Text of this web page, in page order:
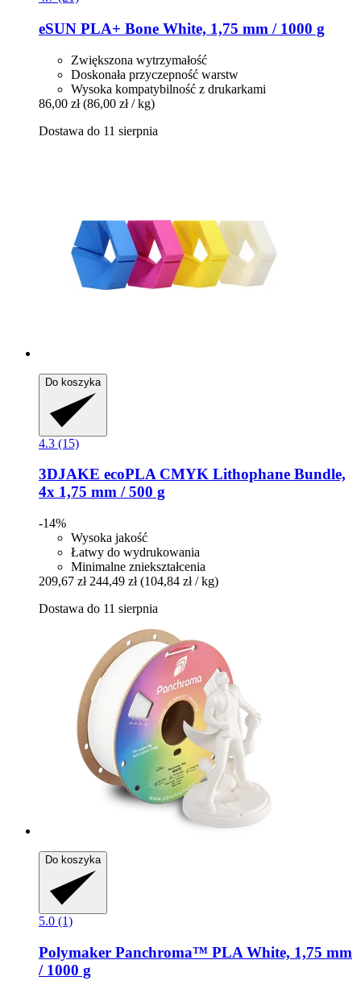
eSUN PLA+ Bone White, 1,75 mm / 1000 g
Zwiększona wytrzymałość
Doskonała przyczepność warstw
Wysoka kompatybilność z drukarkami
86,00 zł (86,00 zł / kg)
Dostawa do 11 sierpnia
Do koszyka
4.3 (15)
3DJAKE ecoPLA CMYK Lithophane Bundle,
4x 1,75 mm / 500 g
-14%
Wysoka jakość
Łatwy do wydrukowania
Minimalne zniekształcenia
209,67 zł 244,49 zł (104,84 zł / kg)
Dostawa do 11 sierpnia
Do koszyka
5.0 (1)
Polymaker Panchroma™ PLA White, 1,75 mm
/ 1000 g